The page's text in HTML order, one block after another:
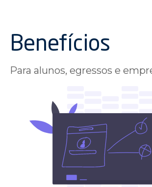
Benefícios
Para alunos, egressos e